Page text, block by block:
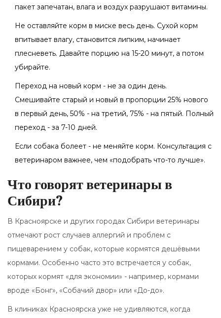
пакет запечатан, влага и воздух разрушают витамины.
Не оставляйте корм в миске весь день. Сухой корм
впитывает влагу, становится липким, начинает
плесневеть. Давайте порцию на 15-20 минут, а потом
убирайте.
Переход на новый корм - не за один день.
Смешивайте старый и новый в пропорции 25% нового
в первый день, 50% - на третий, 75% - на пятый. Полный
переход - за 7-10 дней.
Если собака болеет - не меняйте корм. Консультация с
ветеринаром важнее, чем «подобрать что-то лучше».
Что говорят ветеринары в
Сибири?
В Красноярске и других городах Сибири ветеринары
отмечают рост случаев аллергий и проблем с
пищеварением у собак, которые кормятся дешёвыми
кормами. Особенно часто это встречается у собак,
которых кормят «для экономии» - например, кормами
вроде «Бонг», «Собачий двор» или «До-до».
В клиниках Красноярска уже не удивляются, когда